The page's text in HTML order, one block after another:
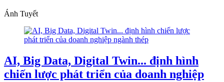
Ánh Tuyết
AI, Big Data, Digital Twin... định hình
chiến lược phát triển của doanh nghiệp